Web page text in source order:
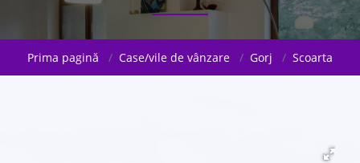
Prima pagină Case/vile de vânzare Gorj Scoarta